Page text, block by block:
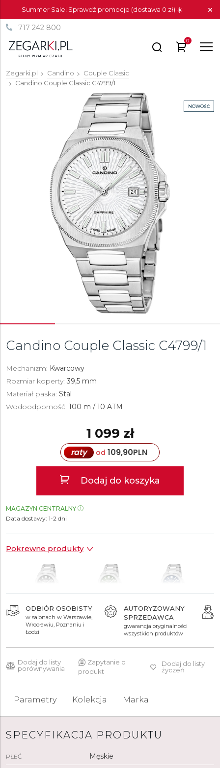
Summer Sale! Sprawdź promocje (dostawa 0 zł) ☀️
717 242 800
0
Zegarki.pl Candino
Couple Classic
Candino Couple Classic C4799/1
NOWOŚĆ
Candino Couple Classic C4799/1
Mechanizm: Kwarcowy
Rozmiar koperty: 39,5 mm
Materiał paska: Stal
Wodoodporność: 100 m / 10 ATM
1 099 zł
raty od 109,90PLN
Dodaj do koszyka
MAGAZYN CENTRALNY
Data dostawy: 1-2 dni
Pokrewne produkty
1 099 zł 1 099 zł
ODBIÓR OSOBISTY
w salonach w Warszawie,
Wrocławiu, Poznaniu i
Łodzi
AUTORYZOWANY
SPRZEDAWCA
gwarancja oryginalności
wszystkich produktów
Dodaj do listy
porównywania
Zapytanie o
produkt
Dodaj do listy
życzeń
Parametry Kolekcja Marka
SPECYFIKACJA PRODUKTU
PŁEĆ Męskie